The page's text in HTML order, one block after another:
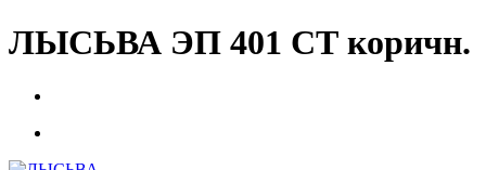
ЛЫСЬВА ЭП 401 СТ коричн.